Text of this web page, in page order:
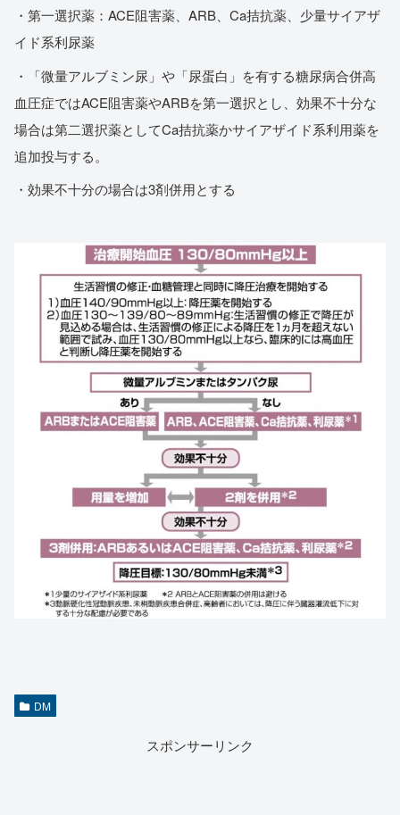
・第一選択薬：ACE阻害薬、ARB、Ca拮抗薬、少量サイアザ
イド系利尿薬
・「微量アルブミン尿」や「尿蛋白」を有する糖尿病合併高
血圧症ではACE阻害薬やARBを第一選択とし、効果不十分な
場合は第二選択薬としてCa拮抗薬かサイアザイド系利用薬を
追加投与する。
・効果不十分の場合は3剤併用とする
DM
スポンサーリンク